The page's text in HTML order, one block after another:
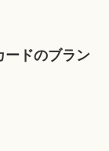
ードのブラン